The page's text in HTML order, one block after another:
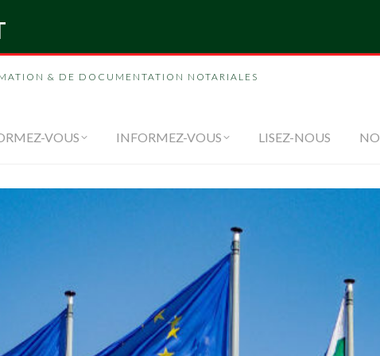
& DE DOCUMENTATION NOTARIALES
VOUS INFORMEZ-VOUS LISEZ-NOUS
NOUS